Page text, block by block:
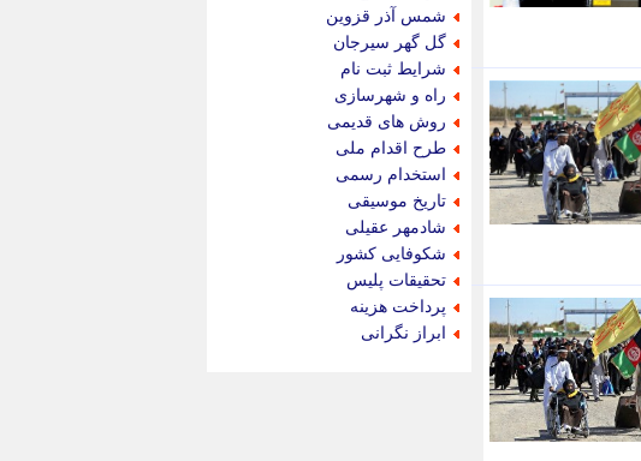
شمس آذر قزوین
گل گهر سیرجان
شرایط ثبت نام
راه و شهرسازی
روش های قدیمی
طرح اقدام ملی
استخدام رسمی
تاریخ موسیقی
شادمهر عقیلی
شکوفایی کشور
تحقیقات پلیس
پرداخت هزینه
ابراز نگرانی